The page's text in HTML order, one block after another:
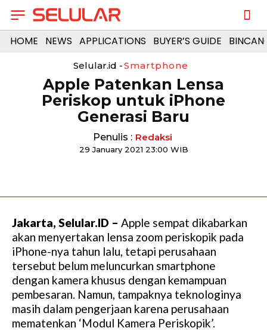
HOME NEWS APPLICATIONS BUYER’S GUIDE
Selular.id -Smartphone
Apple Patenkan Lensa
Periskop untuk iPhone
Generasi Baru
Penulis : Redaksi
29 January 2021 23:00 WIB
Jakarta, Selular.ID – Apple sempat dikabarkan
akan menyertakan lensa zoom periskopik pada
iPhone-nya tahun lalu, tetapi perusahaan
tersebut belum meluncurkan smartphone
dengan kamera khusus dengan kemampuan
pembesaran. Namun, tampaknya teknologinya
masih dalam pengerjaan karena perusahaan
mematenkan ‘Modul Kamera Periskopik’.